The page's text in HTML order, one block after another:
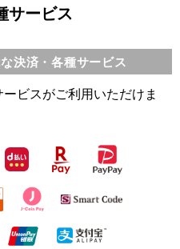
サービス
決済・各種サービス
ビスがご利用いただけま